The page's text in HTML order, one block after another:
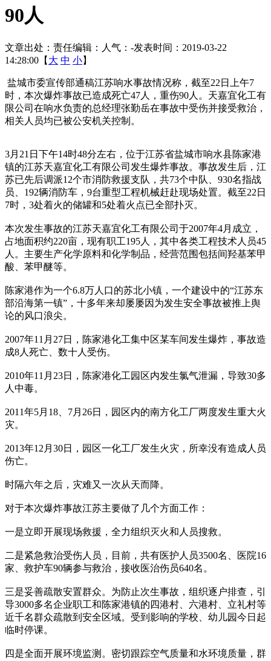
90人
文章出处： 责任编辑： 人气： -发表时间：2019-03-22
14:28:00【 大 中 小】
盐城市委宣传部通稿江苏响水事故情况称，截至22日上午7
时，本次爆炸事故已造成死亡47人，重伤90人。天嘉宜化工有
限公司在响水负责的总经理张勤岳在事故中受伤并接受救治，
相关人员均已被公安机关控制。
3月21日下午14时48分左右，位于江苏省盐城市响水县陈家港
镇的江苏天嘉宜化工有限公司发生爆炸事故。事故发生后，江
苏已先后调派12个市消防救援支队，共73个中队、930名指战
员、192辆消防车，9台重型工程机械赶赴现场处置。截至22日
7时，3处着火的储罐和5处着火点已全部扑灭。
本次发生事故的江苏天嘉宜化工有限公司于2007年4月成立，
占地面积约220亩，现有职工195人，其中各类工程技术人员45
人。主要生产化学原料和化学制品，经营范围包括间羟基苯甲
酸、苯甲醚等。
陈家港作为一个6.8万人口的苏北小镇，一个建设中的“江苏东
部沿海第一镇”，十多年来却屡屡因为发生安全事故被推上舆
论的风口浪尖。
2007年11月27日，陈家港化工集中区某车间发生爆炸，事故造
成8人死亡、数十人受伤。
2010年11月23日，陈家港化工园区内发生氯气泄漏，导致30多
人中毒。
2011年5月18、7月26日，园区内的南方化工厂两度发生重大火
灾。
2013年12月30日，园区一化工厂发生火灾，所幸没有造成人员
伤亡。
时隔六年之后，灾难又一次从天而降。
对于本次爆炸事故江苏主要做了几个方面工作：
一是立即开展现场救援，全力组织灭火和人员搜救。
二是紧急救治受伤人员，目前，共有医护人员3500名、医院16
家、救护车90辆参与救治，接收医治伤员640名。
三是妥善疏散安置群众。为防止次生事故，组织逐户排查，引
导3000多名企业职工和陈家港镇的四港村、六港村、立礼村等
近千名群众疏散到安全区域。受到影响的学校、幼儿园今日起
临时停课。
四是全面开展环境监测。密切跟踪空气质量和水环境质量，群